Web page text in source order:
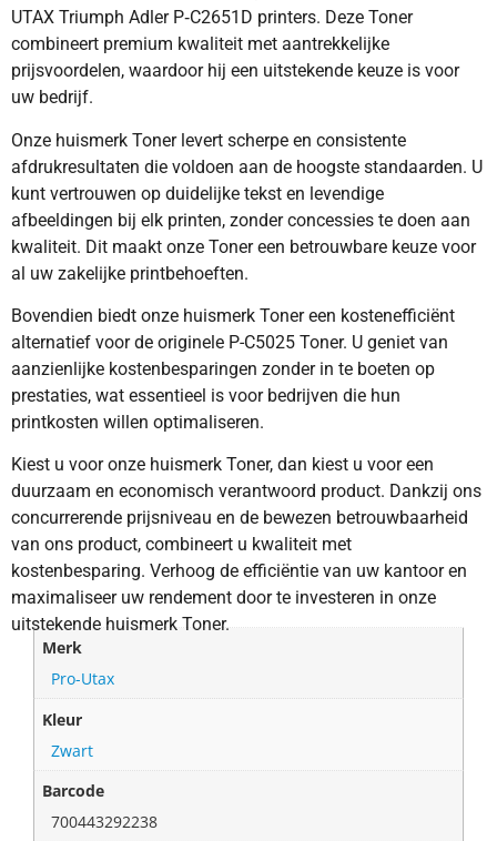
UTAX Triumph Adler P‐C2651D printers. Deze Toner
combineert premium kwaliteit met aantrekkelijke
prijsvoordelen, waardoor hij een uitstekende keuze is voor
uw bedrijf.
Onze huismerk Toner levert scherpe en consistente
afdrukresultaten die voldoen aan de hoogste standaarden. U
kunt vertrouwen op duidelijke tekst en levendige
afbeeldingen bij elk printen, zonder concessies te doen aan
kwaliteit. Dit maakt onze Toner een betrouwbare keuze voor
al uw zakelijke printbehoeften.
Bovendien biedt onze huismerk Toner een kostenefficiënt
alternatief voor de originele P-C5025 Toner. U geniet van
aanzienlijke kostenbesparingen zonder in te boeten op
prestaties, wat essentieel is voor bedrijven die hun
printkosten willen optimaliseren.
Kiest u voor onze huismerk Toner, dan kiest u voor een
duurzaam en economisch verantwoord product. Dankzij ons
concurrerende prijsniveau en de bewezen betrouwbaarheid
van ons product, combineert u kwaliteit met
kostenbesparing. Verhoog de efficiëntie van uw kantoor en
maximaliseer uw rendement door te investeren in onze
uitstekende huismerk Toner.
Merk
Pro-Utax
Kleur
Zwart
Barcode
700443292238